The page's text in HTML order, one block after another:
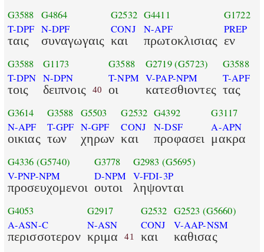
G3588
T-DPF
ταις
G4864
N-DPF
συναγωγαις
G2532
CONJ
και
G4411
N-APF
πρωτοκλισιας
G1722
PREP
εν
G3588
T-DPN
τοις
G1173
N-DPN
δειπνοις 40
G3588
T-NPM
οι
G2719(G5723)
V-PAP-NPM
κατεσθιοντες
G3588
T-APF
τας
G3614
N-APF
οικιας
G3588
T-GPF
των
G5503
N-GPF
χηρων
G2532
CONJ
και
G4392
N-DSF
προφασει
G3117
A-APN
μακρα
G4336 (G5740)
V-PNP-NPM
προσευχομενοι
G3778
D-NPM
ουτοι
G2983 (G5695)
V-FDI-3P
ληψονται
G4053
A-ASN-C
περισσοτερον
G2917
N-ASN
κριμα 41
G2532
CONJ
και
G2523 (G5660)
V-AAP-NSM
καθισας